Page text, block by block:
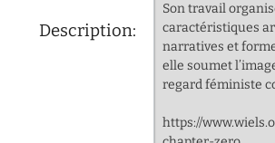
Description: